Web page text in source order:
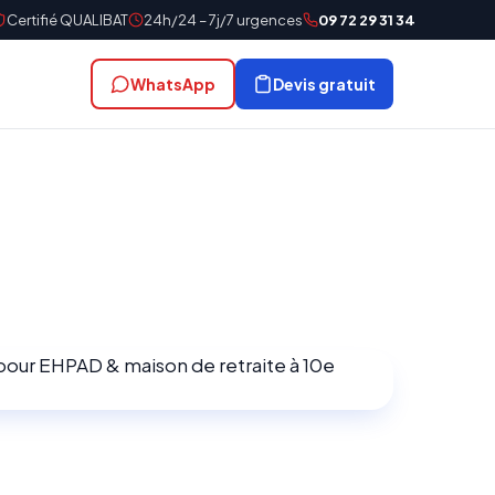
Certifié QUALIBAT 24h/24 – 7j/7 urgences 09 72 29 31 34
WhatsApp Devis gratuit